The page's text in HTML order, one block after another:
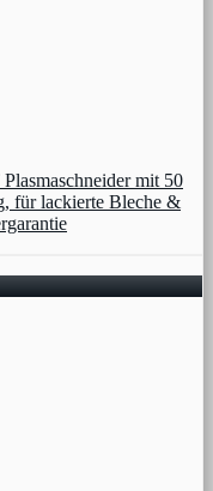
mit 50
für lackierte Bleche &